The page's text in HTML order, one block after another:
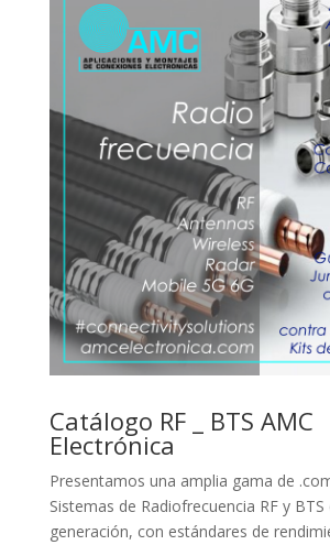
Catálogo RF _ BTS AMC
Electrónica
Presentamos una amplia gama de
Sistemas de Radiofrecuencia RF y
generación, con estándares de